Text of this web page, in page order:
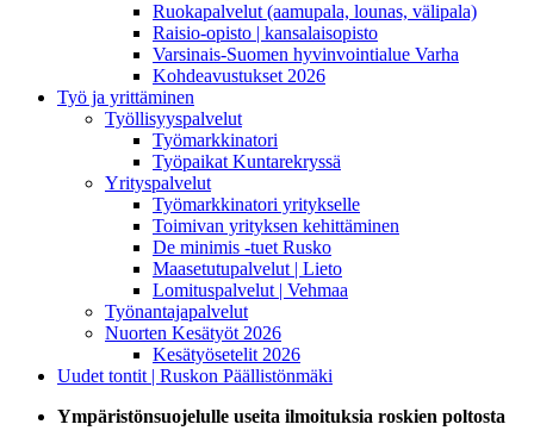
Ruokapalvelut (aamupala, lounas, välipala)
Raisio-opisto | kansalaisopisto
Varsinais-Suomen hyvinvointialue Varha
Kohdeavustukset 2026
Työ ja yrittäminen
Työllisyyspalvelut
Työmarkkinatori
Työpaikat Kuntarekryssä
Yrityspalvelut
Työmarkkinatori yritykselle
Toimivan yrityksen kehittäminen
De minimis -tuet Rusko
Maasetutupalvelut | Lieto
Lomituspalvelut | Vehmaa
Työnantajapalvelut
Nuorten Kesätyöt 2026
Kesätyösetelit 2026
Uudet tontit | Ruskon Päällistönmäki
Ympäristönsuojelulle useita ilmoituksia roskien poltosta